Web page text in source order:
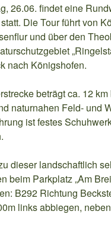
26.06. findet eine
Die Tour führt von
und über den
nach Königshofen.
beträgt ca. 12
naturnahen Feld- und
ist festes
dieser landschaftlich
beim Parkplatz „Am
B292 Richtung
links abbiegen,